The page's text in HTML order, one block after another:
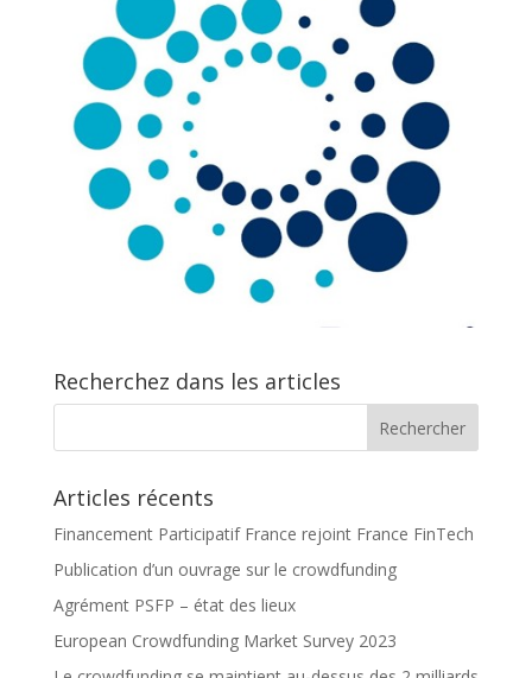
Recherchez dans les articles
Articles récents
Financement Participatif France rejoint France FinTech
Publication d’un ouvrage sur le crowdfunding
Agrément PSFP – état des lieux
European Crowdfunding Market Survey 2023